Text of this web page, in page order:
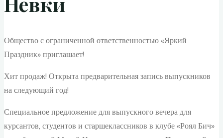
Общество с ограниченной ответственностью «Яркий
Праздник» приглашает!
Хит продаж! Открыта предварительная запись выпускников
на следующий год!
Специальное предложение для выпускного вечера для
курсантов, студентов и старшеклассников в клубе «Роял Бич»